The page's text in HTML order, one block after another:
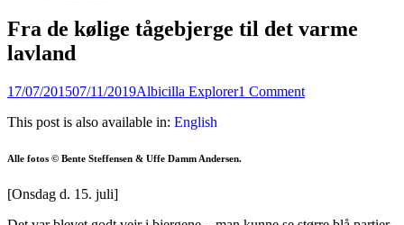
Fra de kølige tågebjerge til det varme
lavland
Posted
17/07/201507/11/2019Author
Albicilla Explorer1 Comment
This post is also available in: English
Alle fotos © Bente Steffensen & Uffe Damm Andersen.
[Onsdag d. 15. juli]